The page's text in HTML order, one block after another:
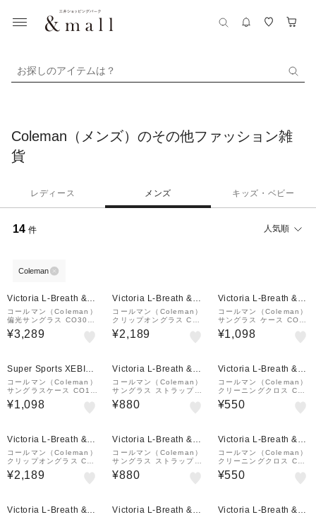
お探しのアイテムは？
Coleman（メンズ）のその他ファッション雑
貨
レディース メンズ キッズ・ベビー
14 件 人気順
Coleman
Victoria L-Breath &m
all店
コールマン（Coleman）
偏光サングラス CO3033
-3 UV
¥3,289
Victoria L-Breath &m
all店
コールマン（Coleman）
クリップオングラス CL0
2-2 サングラス 偏光 UV
¥2,189
Victoria L-Breath &m
all店
コールマン（Coleman）
サングラス ケース CO0
8-3
¥1,098
Super Sports XEBIO
&mall店
コールマン（Coleman）
サングラスケース CO11-
2
¥1,098
Victoria L-Breath &m
all店
コールマン（Coleman）
サングラス ストラップ C
ST03-2 ブラウンカモフ
ラージュ
¥880
Victoria L-Breath &m
all店
コールマン（Coleman）
クリーニングクロス CC
E02-2 テント サングラ
ス アクセサリ レンズク
¥550
Victoria L-Breath &m
all店
コールマン（Coleman）
クリップオングラス CL0
3-2 サングラス 偏光 UV
¥2,189
Victoria L-Breath &m
all店
コールマン（Coleman）
サングラス ストラップ C
ST03-1 グレーカモフラ
ージュ
¥880
Victoria L-Breath &m
all店
コールマン（Coleman）
クリーニングクロス CC
E03-2 フェスウェーブピ
ンク サングラス アクセ
¥550
Victoria L-Breath &m
Victoria L-Breath &m
Victoria L-Breath &m